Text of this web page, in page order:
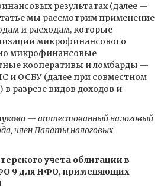
результатах (далее —
мы рассмотрим применение
и расходам, которые
микрофинансового
микрофинансовые
кооперативы и ломбарды —
и ОСБУ (далее при совместном
разрезе видов доходов и
— аттестованный налоговый
член Палаты налоговых
учета облигации в
9 для НФО, применяющих